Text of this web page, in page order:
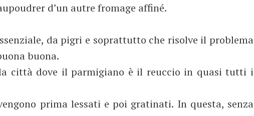
d’un autre fromage affiné.
da pigri e soprattutto che risolve il problema
buona.
città dove il parmigiano è il reuccio in quasi tutti i
prima lessati e poi gratinati. In questa, senza